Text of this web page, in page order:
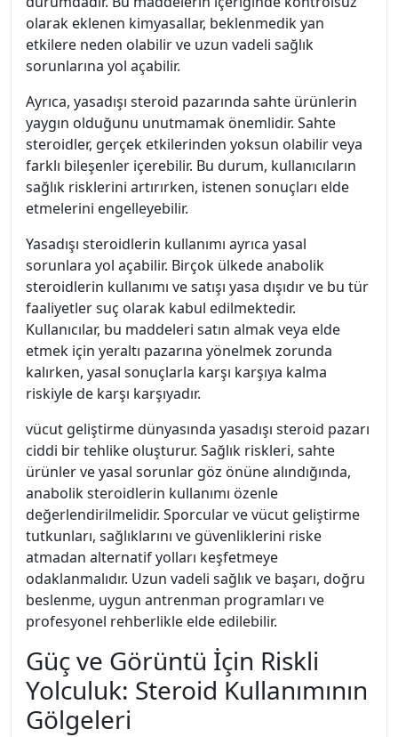
olarak eklenen kimyasallar, beklenmedik yan
etkilere neden olabilir ve uzun vadeli sağlık
sorunlarına yol açabilir.
Ayrıca, yasadışı steroid pazarında sahte ürünlerin
yaygın olduğunu unutmamak önemlidir. Sahte
steroidler, gerçek etkilerinden yoksun olabilir veya
farklı bileşenler içerebilir. Bu durum, kullanıcıların
sağlık risklerini artırırken, istenen sonuçları elde
etmelerini engelleyebilir.
Yasadışı steroidlerin kullanımı ayrıca yasal
sorunlara yol açabilir. Birçok ülkede anabolik
steroidlerin kullanımı ve satışı yasa dışıdır ve bu tür
faaliyetler suç olarak kabul edilmektedir.
Kullanıcılar, bu maddeleri satın almak veya elde
etmek için yeraltı pazarına yönelmek zorunda
kalırken, yasal sonuçlarla karşı karşıya kalma
riskiyle de karşı karşıyadır.
vücut geliştirme dünyasında yasadışı steroid pazarı
ciddi bir tehlike oluşturur. Sağlık riskleri, sahte
ürünler ve yasal sorunlar göz önüne alındığında,
anabolik steroidlerin kullanımı özenle
değerlendirilmelidir. Sporcular ve vücut geliştirme
tutkunları, sağlıklarını ve güvenliklerini riske
atmadan alternatif yolları keşfetmeye
odaklanmalıdır. Uzun vadeli sağlık ve başarı, doğru
beslenme, uygun antrenman programları ve
profesyonel rehberlikle elde edilebilir.
Güç ve Görüntü İçin Riskli
Yolculuk: Steroid Kullanımının
Gölgeleri